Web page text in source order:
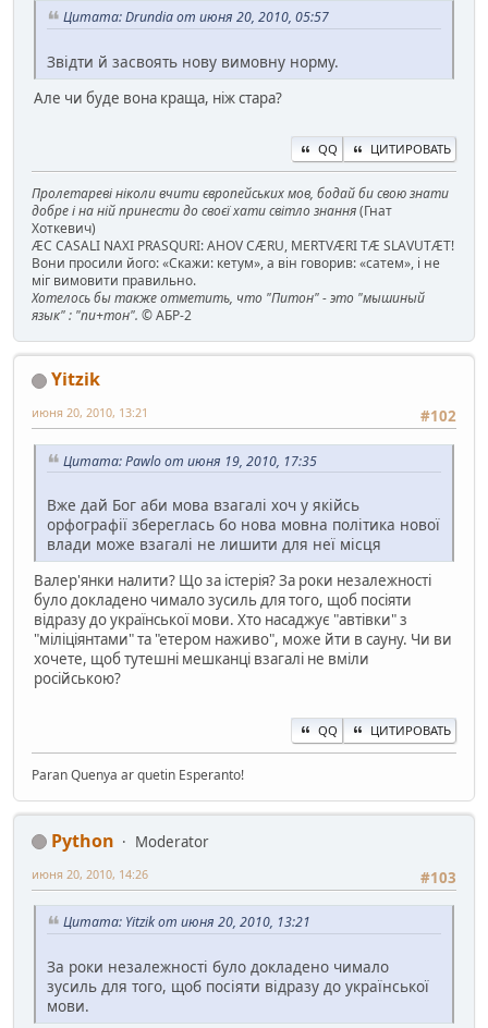
Цитата: Drundia от июня 20, 2010, 05:57
Звідти й засвоять нову вимовну норму.
Але чи буде вона краща, ніж стара?
QQ ЦИТИРОВАТЬ
Пролетареві ніколи вчити європейських мов, бодай би свою знати
добре і на ній принести до своєї хати світло знання(Гнат
Хоткевич)
ÆC CASALI NAXI PRASQURI: AHOV CÆRU, MERTVÆRI TÆ SLAVUTÆT!
Вони просили його: «Скажи: кетум», а він говорив: «сатем», і не
міг вимовити правильно.
Хотелось бы также отметить, что "Питон" - это "мышиный
язык" : "пи+тон". © АБР-2
Yitzik
#102
июня 20, 2010, 13:21
Цитата: Pawlo от июня 19, 2010, 17:35
Вже дай Бог аби мова взагалі хоч у якійсь
орфографії збереглась бо нова мовна політика нової
влади може взагалі не лишити для неї місця
Валер'янки налити? Що за істерія? За роки незалежності
було докладено чимало зусиль для того, щоб посіяти
відразу до української мови. Хто насаджує "автівки" з
"міліціянтами" та "етером наживо", може йти в сауну. Чи ви
хочете, щоб тутешні мешканці взагалі не вміли
російською?
QQ ЦИТИРОВАТЬ
Paran Quenya ar quetin Esperanto!
Python
Moderator
#103
июня 20, 2010, 14:26
Цитата: Yitzik от июня 20, 2010, 13:21
За роки незалежності було докладено чимало
зусиль для того, щоб посіяти відразу до української
мови.